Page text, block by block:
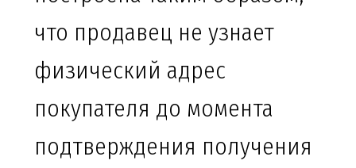
что продавец не узнает
физический адрес
покупателя до момента
подтверждения получения